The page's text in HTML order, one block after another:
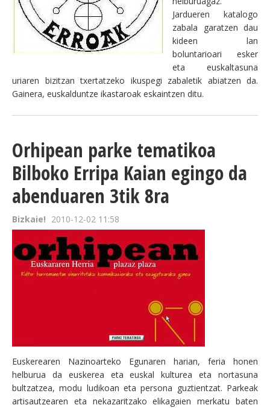
Jardueren katalogo
zabala garatzen dau
kideen lan
boluntarioari esker
eta euskaltasuna
uriaren bizitzan txertatzeko ikuspegi zabaletik abiatzen da.
Gainera, euskalduntze ikastaroak eskaintzen ditu.
Orhipean parke tematikoa
Bilboko Erripa Kaian egingo da
abenduaren 3tik 8ra
Bizkaie! 2010-12-02 11:58
Euskerearen Nazinoarteko Egunaren harian, feria honen
helburua da euskerea eta euskal kulturea eta nortasuna
bultzatzea, modu ludikoan eta persona guztientzat. Parkeak
artisautzearen eta nekazaritzako elikagaien merkatu baten